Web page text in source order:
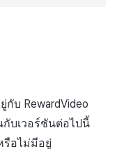
บ RewardVideo
กับเวอร์ชันต่อไปนี้
รือไม่มีอยู่